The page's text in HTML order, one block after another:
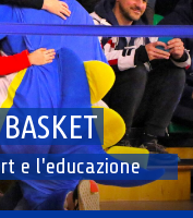
e l'educazione